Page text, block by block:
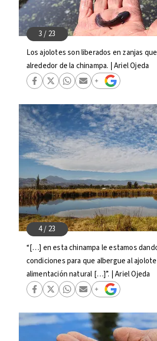
Los ajolotes son liberados en zanjas
alrededor de la chinampa. | Ariel Ojeda
“[…] en esta chinampa le estamos
condiciones para que albergue al
alimentación natural […]”. | Ariel Ojeda